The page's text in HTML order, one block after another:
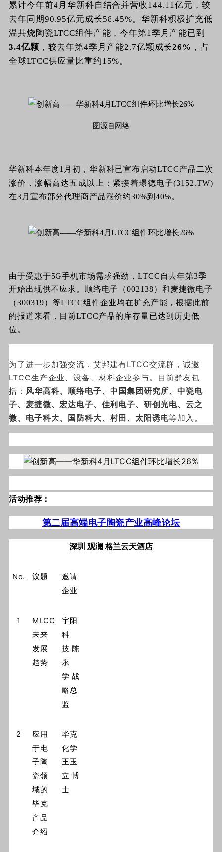
累计今年前4月华新科自结合并营收144.11亿元，较
去年同期90.95亿元成长58.45%。华新科积极扩充低
温共烧陶瓷LTCC组件产能，今年第1季月产能已到
3.4亿颗 ，较去年第4季月产能2.7亿颗成长26% ，占
全球LTCC供应量比重约15%。
图源自网络
华新科本年度1月初，华新科已宣布启动LTCC产品二次
涨价，涨幅高达五成以上；紧接着璟德电子(3152.TW)
在3月宣布部分代理商产品涨价约30%到40%。
由于受惠于5G手机市场需求强劲，LTCC自去年第3季
开始出现供不应求。顺络电子（002138）和麦捷微电子
（300319）等LTCC组件企业均在扩充产能，根据此前
的报道来看，目前LTCC产品的库存量已达到历史低
位。
为了进一步加强交流，艾邦建有LTCC交流群，诚邀
LTCC生产企业、设备、材料企业参与。目前群友包
括： 风华高科、顺络电子、中国集团研究所、中瓷电
子、麦捷微、宏达电子、佳利电子、研创光电、云之
微、电子科大、国防科大、村田、太阳诱电等加入。
活动推荐：
第二届高端电子陶瓷产业高峰论坛
深圳 观澜 格兰云天酒店
No. 议题
邀请
企业
1
MLCC
未来
发展
趋势
宇阳
科
技 陈
永
学 战
略总
监
2
应用
于电
子陶
瓷领
域的
毕克
产品
介绍
毕克
化学
王玉
立 博
士